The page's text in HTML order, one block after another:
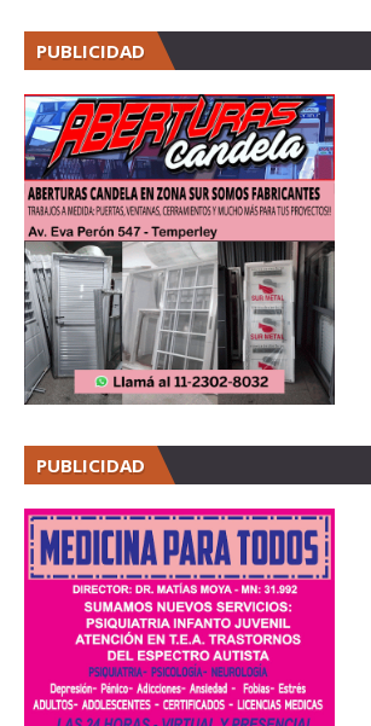
PUBLICIDAD
PUBLICIDAD